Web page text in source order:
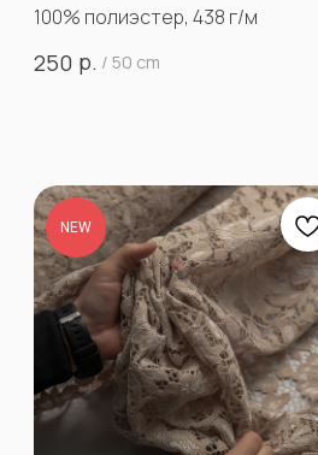
100% полиэстер, 438 г/м
250 р. / 50 cm
NEW